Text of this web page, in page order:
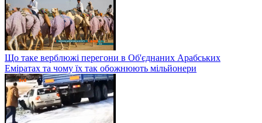
Що таке верблюжі перегони в Об'єднаних Арабських
Еміратах та чому їх так обожнюють мільйонери